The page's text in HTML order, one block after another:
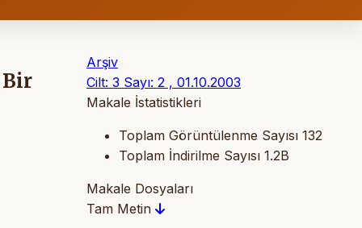
Bir
Arşiv
Cilt: 3 Sayı: 2 , 01.10.2003
Makale İstatistikleri
Toplam Görüntülenme Sayısı 132
Toplam İndirilme Sayısı 1.2B
Makale Dosyaları
Tam Metin